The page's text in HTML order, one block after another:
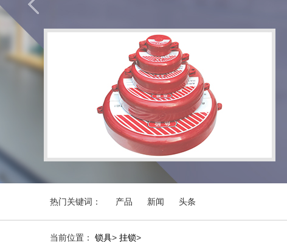
热门关键词： 产品 新闻 头条
当前位置： 锁具> 挂锁>